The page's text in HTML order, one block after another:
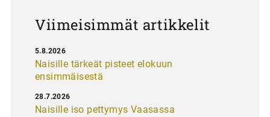
Viimeisimmät artikkelit
Naisille tärkeät pisteet elokuun
ensimmäisestä
5.8.2026
Naisille iso pettymys Vaasassa
28.7.2026